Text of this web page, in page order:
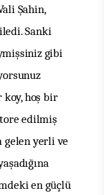
Şahin,
Sanki
gibi
koy, hoş bir
edilmiş
gelen yerli ve
en güçlü